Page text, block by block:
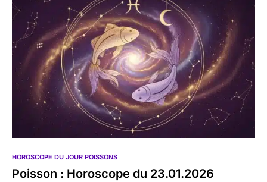
HOROSCOPE DU JOUR POISSONS
Poisson : Horoscope du 23.01.2026